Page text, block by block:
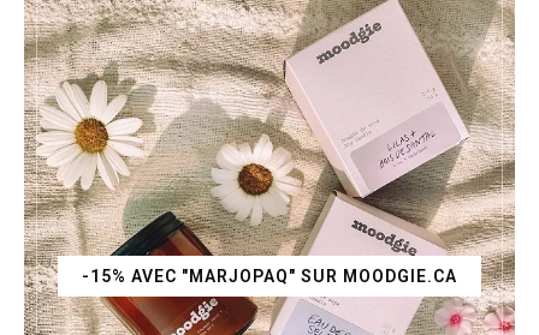
-15% AVEC "MARJOPAQ" SUR MOODGIE.CA